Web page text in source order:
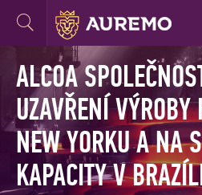
ALCOA
UZAVŘENÍ
NEW YORKU A NA
KAPACITY V